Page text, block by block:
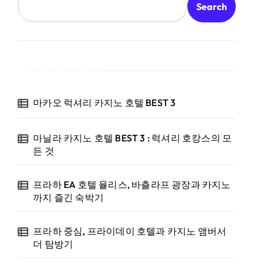
Search
마카오 럭셔리 카지노 호텔 BEST 3
마닐라 카지노 호텔 BEST 3 : 럭셔리 호캉스의 모
든 것
프라하 EA 호텔 율리스, 바츨라프 광장과 카지노
까지 즐긴 숙박기
프라하 중심, 프라이데이 호텔과 카지노 앰버서
더 탐방기